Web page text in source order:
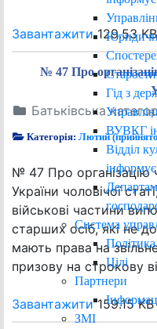
Гід з
ВУВКГ
Відділ
інформує
Система
Політика
Цілі
Партнери
ЗМІ
Завантажити129.53 KB
№ 47 Про
Батьківська
Категорія:Лютий
№ 47 Про організацію
України чоловічої
військові частини
старших осіб, які не
мають права на
призову на строкову
Завантажити159.15 KB